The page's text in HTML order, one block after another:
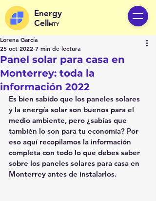
Energy
Cell
MTY
Panel solar para casa en
Monterrey: toda la
información 2022
Lorena García
25 oct 2022 7 min de lectura
Es bien sabido que los paneles solares
y la energía solar son buenos para el
medio ambiente, pero ¿sabías que
también lo son para tu economía? Por
eso aquí recopilamos la información
completa con todo lo que debes saber
sobre los paneles solares para casa en
Monterrey antes de instalarlos.